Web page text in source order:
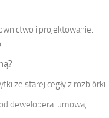
i projektowanie.
ze starej cegły z rozbiórki
dewelopera: umowa,